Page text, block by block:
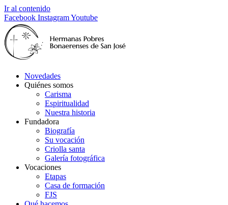
Ir al contenido
Facebook InstagramYoutube
Novedades
Quiénes somos
Carisma
Espiritualidad
Nuestra historia
Fundadora
Biografía
Su vocación
Criolla santa
Galería fotográfica
Vocaciones
Etapas
Casa de formación
FJS